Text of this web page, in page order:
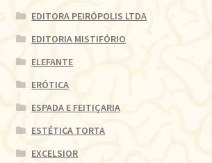
EDITORA PEIRÓPOLIS LTDA
EDITORIA MISTIFÓRIO
ELEFANTE
ERÓTICA
ESPADA E FEITIÇARIA
ESTÉTICA TORTA
EXCELSIOR